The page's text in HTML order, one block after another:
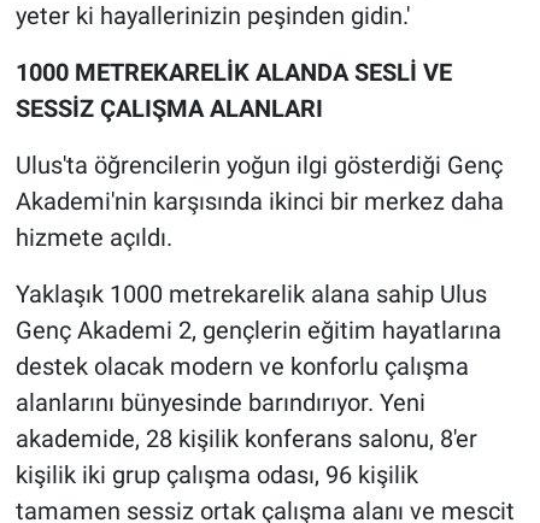
yeter ki hayallerinizin peşinden gidin.'
1000 METREKARELİK ALANDA SESLİ VE
SESSİZ ÇALIŞMA ALANLARI
Ulus'ta öğrencilerin yoğun ilgi gösterdiği Genç
Akademi'nin karşısında ikinci bir merkez daha
hizmete açıldı.
Yaklaşık 1000 metrekarelik alana sahip Ulus
Genç Akademi 2, gençlerin eğitim hayatlarına
destek olacak modern ve konforlu çalışma
alanlarını bünyesinde barındırıyor. Yeni
akademide, 28 kişilik konferans salonu, 8'er
kişilik iki grup çalışma odası, 96 kişilik
tamamen sessiz ortak çalışma alanı ve mescit